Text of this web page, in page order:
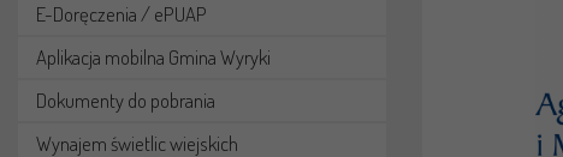
E-Doręczenia / ePUAP
Aplikacja mobilna Gmina Wyryki
Dokumenty do pobrania
Wynajem świetlic wiejskich